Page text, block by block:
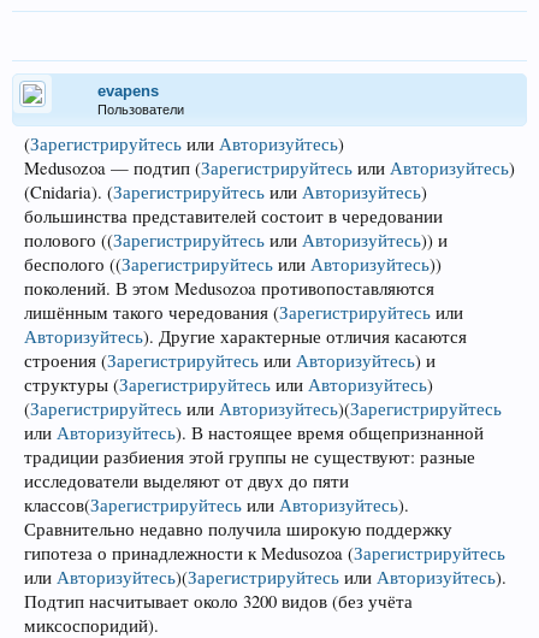
evapens
Пользователи
(Зарегистрируйтесь или Авторизуйтесь)
Medusozoa — подтип (Зарегистрируйтесь или Авторизуйтесь)
(Cnidaria). (Зарегистрируйтесь или Авторизуйтесь)
большинства представителей состоит в чередовании
полового ((Зарегистрируйтесь или Авторизуйтесь)) и
бесполого ((Зарегистрируйтесь или Авторизуйтесь))
поколений. В этом Medusozoa противопоставляются
лишённым такого чередования (Зарегистрируйтесь или
Авторизуйтесь). Другие характерные отличия касаются
строения (Зарегистрируйтесь или Авторизуйтесь) и
структуры (Зарегистрируйтесь или Авторизуйтесь)
(Зарегистрируйтесь или Авторизуйтесь)(Зарегистрируйтесь
или Авторизуйтесь). В настоящее время общепризнанной
традиции разбиения этой группы не существуют: разные
исследователи выделяют от двух до пяти
классов(Зарегистрируйтесь или Авторизуйтесь).
Сравнительно недавно получила широкую поддержку
гипотеза о принадлежности к Medusozoa (Зарегистрируйтесь
или Авторизуйтесь)(Зарегистрируйтесь или Авторизуйтесь).
Подтип насчитывает около 3200 видов (без учёта
миксоспоридий).